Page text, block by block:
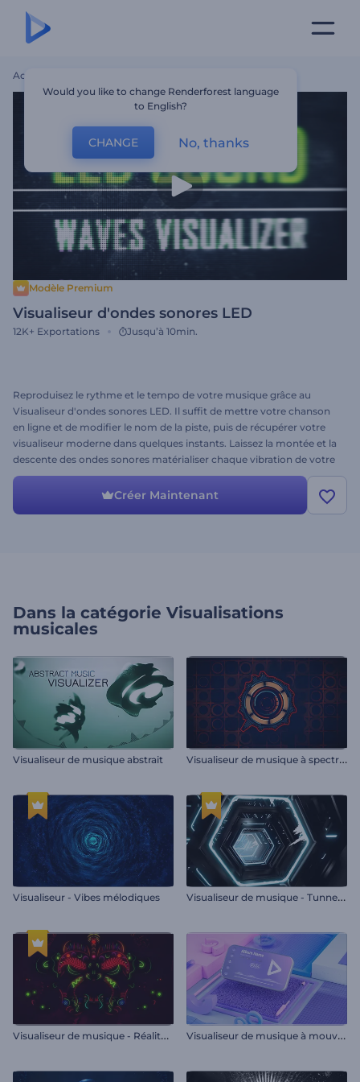
Accueil
Modèle Premium
Visualiseur d'ondes sonores LED
12K+ Exportations Jusqu’à 10min.
Reproduisez le rythme et le tempo de votre musique grâce au
Visualiseur d'ondes sonores LED. Il suffit de mettre votre chanson
en ligne et de modifier le nom de la piste, puis de récupérer votre
visualiseur moderne dans quelques instants. Laissez la montée et la
descente des ondes sonores matérialiser chaque vibration de votre
chanson. Procurez-vous ce visualiseur dynamique dès aujourd'hui !
Créer Maintenant
Dans la catégorie Visualisations
musicales
Visualiseur de musique abstrait V
isualiseur de musique à spectre audio plat
Visualiseur - Vibes mélodiques V
isualiseur de musique - Tunnel hexagonal
V
isualiseur de musique - Réalité ethnique V
isualiseur de musique à mouvement cinétique
Would you like to change Renderforest language
to English?
CHANGE No, thanks